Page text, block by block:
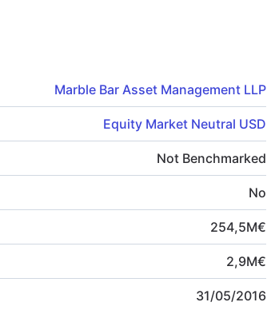
Marble Bar Asset Management LLP
Equity Market Neutral USD
Not Benchmarked
No
254,5M€
2,9M€
31/05/2016